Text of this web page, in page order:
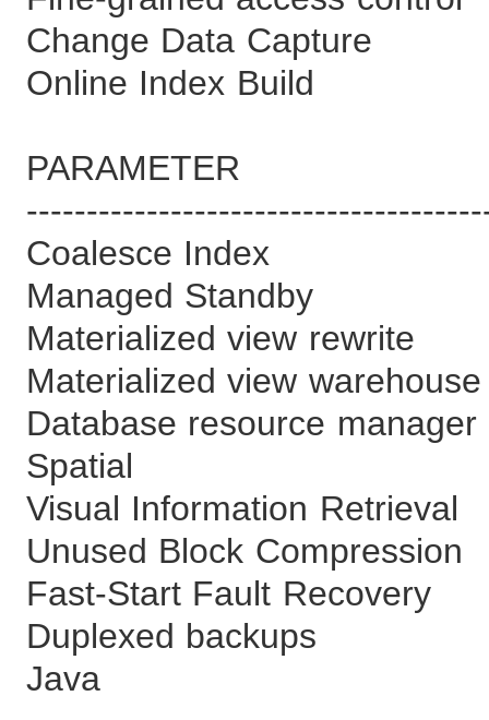
Change Data
Online Index
Coalesce
Managed
Materialized view
Materialized view
Database
Spatial
Visual Information
Unused Block
Fast-Start Fault
Duplexed
Java